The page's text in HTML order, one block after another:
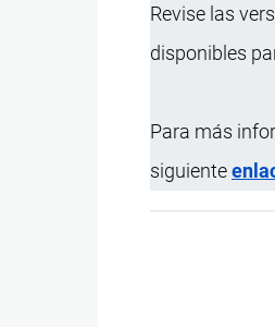
Revise las
disponibles
Para más
siguiente